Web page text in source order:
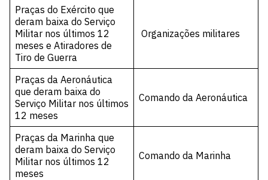
Praças do Exército que
deram baixa do Serviço
Militar nos últimos 12
meses e Atiradores de
Tiro de Guerra
Organizações militares
Praças da Aeronáutica
que deram baixa do
Serviço Militar nos últimos
12 meses
Comando da Aeronáutica
Praças da Marinha que
deram baixa do Serviço
Militar nos últimos 12
meses
Comando da Marinha